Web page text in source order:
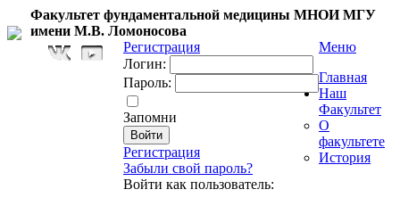
Факультет фундаментальной медицины МНОИ МГУ
имени М.В. Ломоносова
Регистрация
Логин:
Пароль:
Запомни
Регистрация
Забыли свой пароль?
Войти как пользователь:
Меню
Главная
Наш
Факультет
О
факультете
История